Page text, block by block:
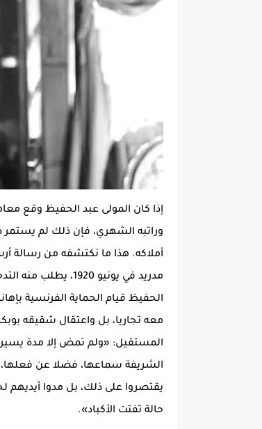
وراتبه الشهري، فإن ذلك لم
أملاكه. هذا ما نكتشفه من رسالة
مدريد في يونيو
الحفيظ قيام الحماية الفرنسية
معه تجاريا، بل واعتقال شقيقه
المستقيل: «ولم تمض إلا مدة
الشريفة سماعها، فضلا عن فعلها،
يقتصروا على ذلك، بل مدوا أيديهم
حالة تفتت الأكباد».